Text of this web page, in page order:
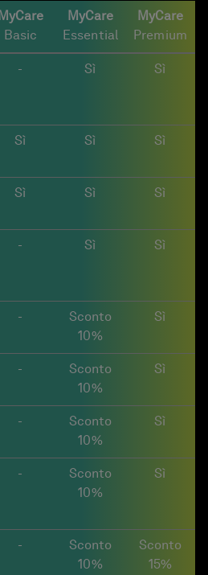
MyCare
Basic
MyCare
Essential
MyCare
Premium
- Sì Sì
Sì Sì Sì
Sì Sì Sì
- Sì Sì
-
Sconto
10%
Sì
-
Sconto
10%
Sì
-
Sconto
10%
Sì
-
Sconto
10%
Sì
-
Sconto
10%
Sconto
15%